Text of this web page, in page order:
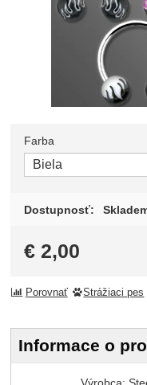
Zvoľte variant
Farba
Dostupnosť:
€ 2,00
Porovnať Strážiaci pes
Informace o